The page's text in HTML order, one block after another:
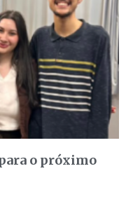
o próximo